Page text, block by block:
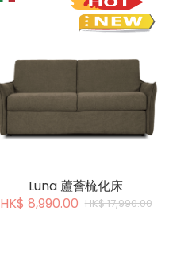
Luna 蘆薈梳化床
HK$ 8,990.00 HK$ 17,990.00